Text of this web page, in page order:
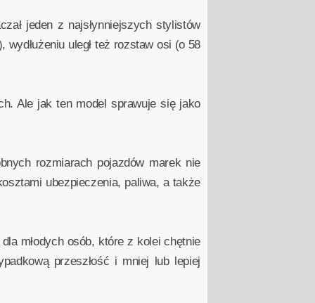
jeden z najsłynniejszych stylistów
uległ też rozstaw osi (o 58
Ale jak ten model sprawuje się jako
rozmiarach pojazdów marek nie
ubezpieczenia, paliwa, a także
młodych osób, które z kolei chętnie
przeszłość i mniej lub lepiej